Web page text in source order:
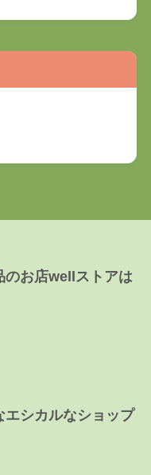
のお店wellストアは
エシカルなショップ